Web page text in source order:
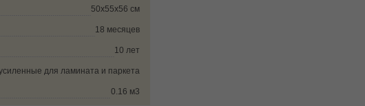
50х55х56 см
18 месяцев
10 лет
для ламината и паркета
0.16 м3